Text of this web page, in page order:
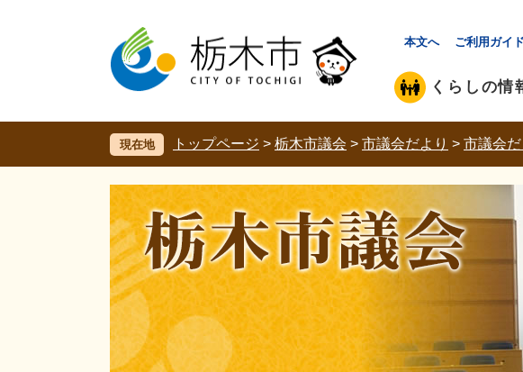
で
ば
本文へ ご利用ガイド
くらしの情
現在地 トップページ > 栃木市議会 > 市議会だより > 市議会だ